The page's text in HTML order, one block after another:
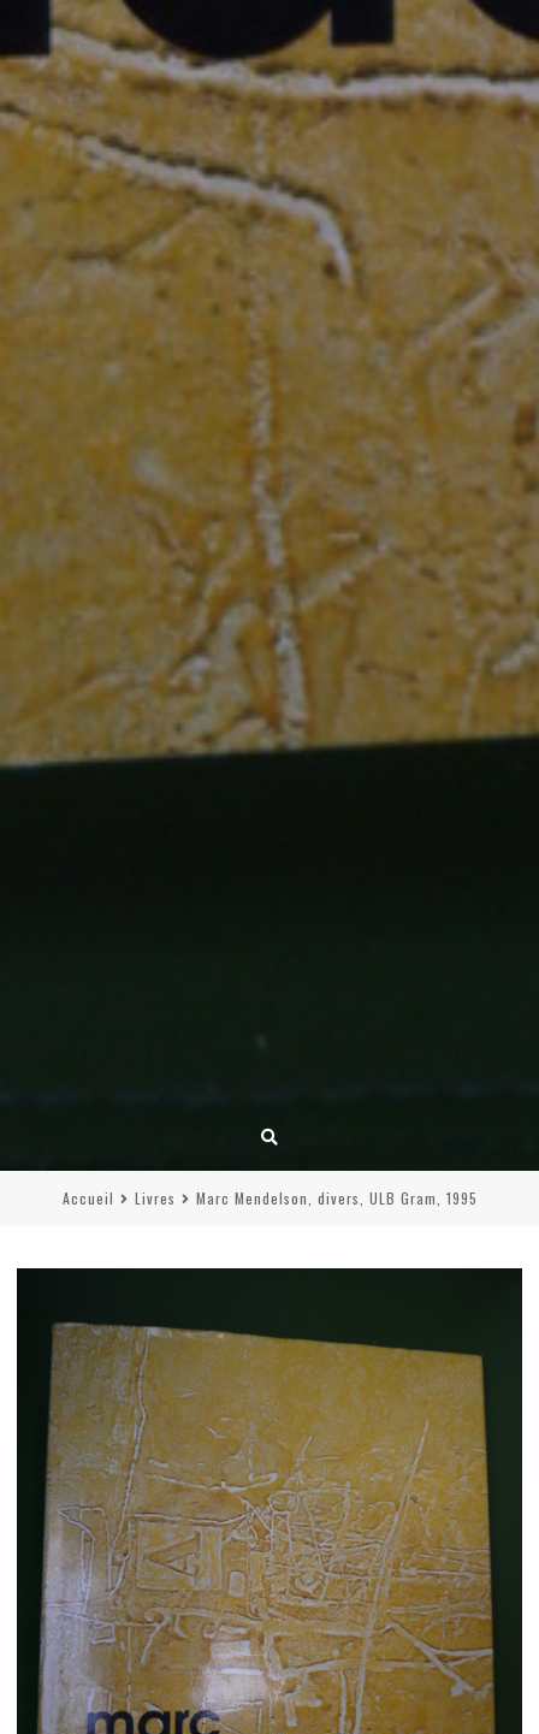
Accueil Livres Marc Mendelson, divers, ULB Gram, 1995